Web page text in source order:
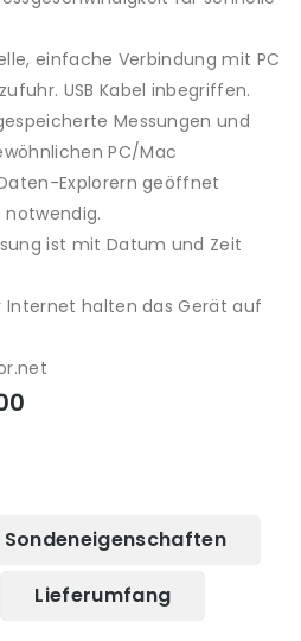
einfache Verbindung mit PC
USB Kabel inbegriffen.
Messungen und
PC/Mac
Explorern geöffnet
notwendig.
ist mit Datum und Zeit
halten das Gerät auf
Sondeneigenschaften
Lieferumfang